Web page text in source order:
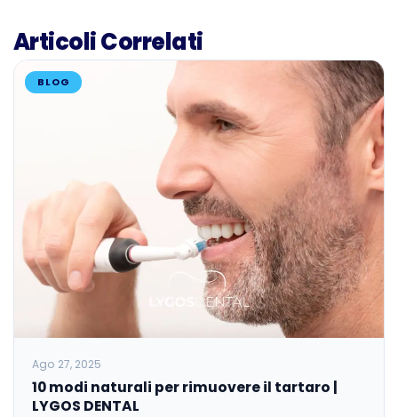
Articoli Correlati
BLOG
Ago 27, 2025
10 modi naturali per rimuovere il tartaro |
LYGOS DENTAL